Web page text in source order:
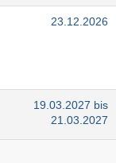
23.12.2026
19.03.2027 bis
21.03.2027